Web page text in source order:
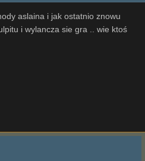
aslaina i jak ostatnio znowu
i wylancza sie gra .. wie ktoś